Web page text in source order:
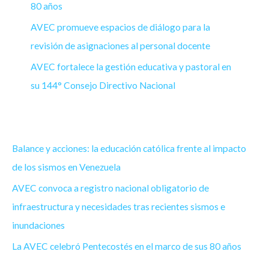
80 años
AVEC promueve espacios de diálogo para la
revisión de asignaciones al personal docente
AVEC fortalece la gestión educativa y pastoral en
su 144° Consejo Directivo Nacional
Balance y acciones: la educación católica frente al impacto
de los sismos en Venezuela
AVEC convoca a registro nacional obligatorio de
infraestructura y necesidades tras recientes sismos e
inundaciones
La AVEC celebró Pentecostés en el marco de sus 80 años